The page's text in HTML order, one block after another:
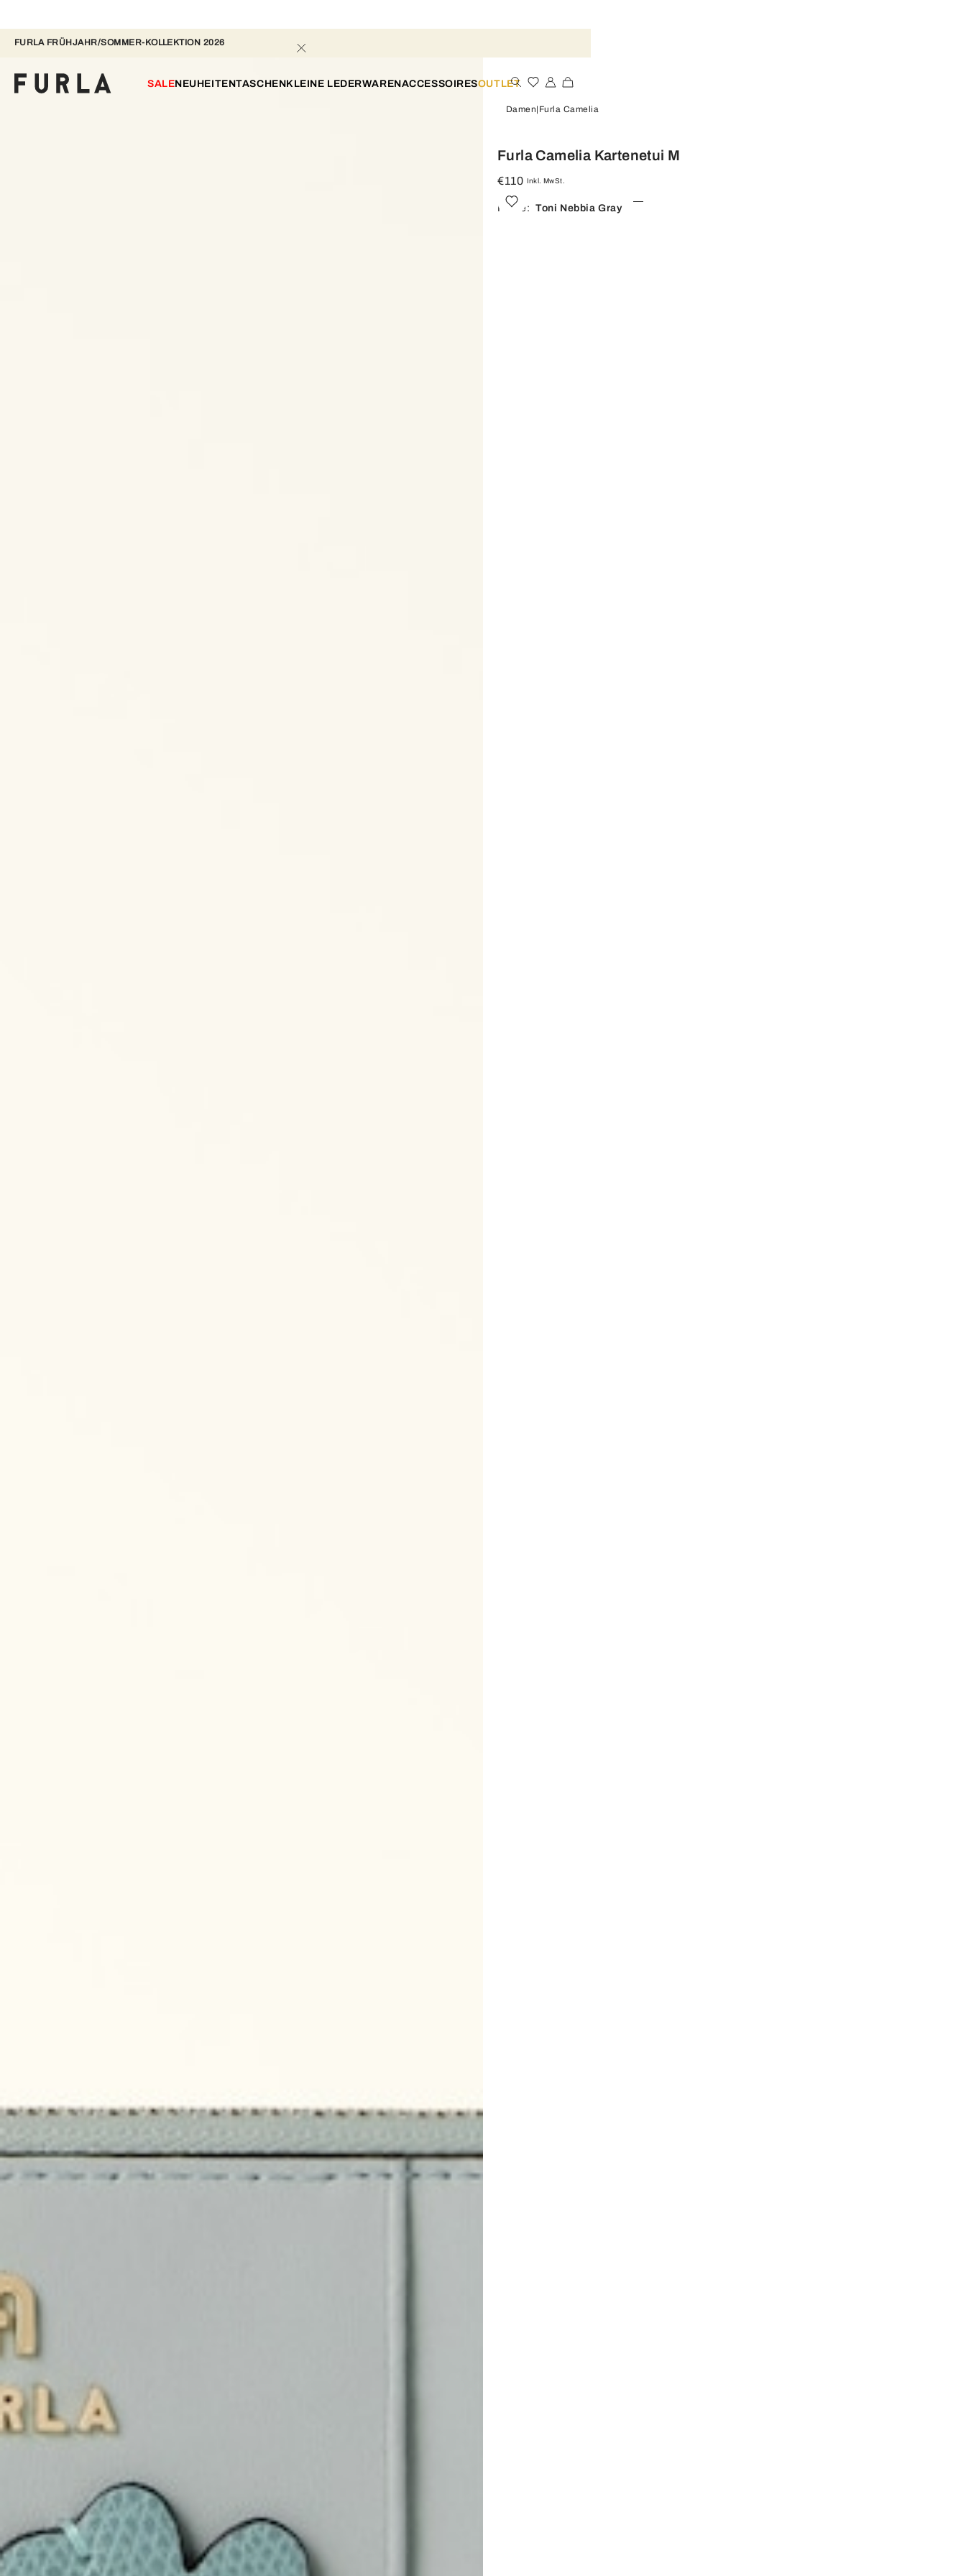
FURLA FRÜHJAHR/SOMMER-KOLLEKTION 2026
SALENEUHEITENTASCHENKLEINE LEDERWARENACCESSOIRESOUTLET
Damen Furla Camelia
Furla Camelia Kartenetui M
€110 Inkl. MwSt.
Farbe: Toni Nebbia Gray